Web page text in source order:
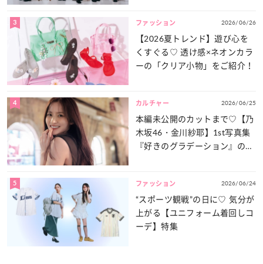
3 ファッション 2026/06/26
【2026夏トレンド】遊び心を
くすぐる♡ 透け感×ネオンカラ
ーの「クリア小物」をご紹介！
4 カルチャー 2026/06/25
本編未公開のカットまで♡【乃
木坂46・金川紗耶】1st写真集
『好きのグラデーション』の魅
5 ファッション 2026/06/24
“スポーツ観戦”の日に♡ 気分が
上がる【ユニフォーム着回しコ
ーデ】特集